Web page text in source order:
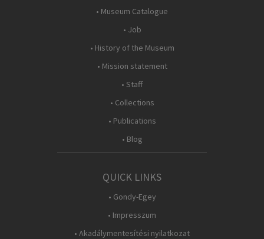
• Museum Catalogue
• Job
• History of the Museum
• Mission statement
• Staff
• Collections
• Publications
• Blog
QUICK LINKS
• Gondy-Egey
• Impresszum
• Akadálymentesítési nyilatkozat